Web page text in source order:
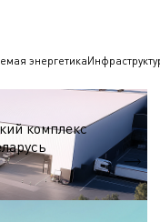
энергетика
комплекс